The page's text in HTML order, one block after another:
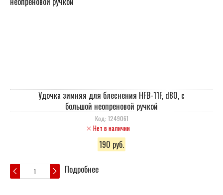
Удочка зимняя для блеснения HFB-11F, d80, с
большой неопреновой ручкой
Код: 1249061
Нет в наличии
190 руб.
Подробнее